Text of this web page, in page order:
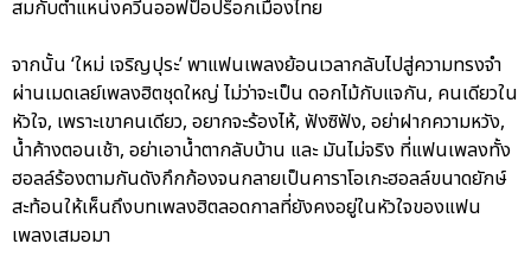
สมกับตำแหน่งควีนออฟป็อปร็อกเมืองไทย
จากนั้น ‘ใหม่ เจริญปุระ’ พาแฟนเพลงย้อนเวลากลับไปสู่ความทรงจำ
ผ่านเมดเลย์เพลงฮิตชุดใหญ่ ไม่ว่าจะเป็น ดอกไม้กับแจกัน, คนเดียวใน
หัวใจ, เพราะเขาคนเดียว, อยากจะร้องไห้, ฟังซิฟัง, อย่าฝากความหวัง,
น้ำค้างตอนเช้า, อย่าเอาน้ำตากลับบ้าน และ มันไม่จริง ที่แฟนเพลงทั้ง
ฮอลล์ร้องตามกันดังกึกก้องจนกลายเป็นคาราโอเกะฮอลล์ขนาดยักษ์
สะท้อนให้เห็นถึงบทเพลงฮิตลอดกาลที่ยังคงอยู่ในหัวใจของแฟน
เพลงเสมอมา